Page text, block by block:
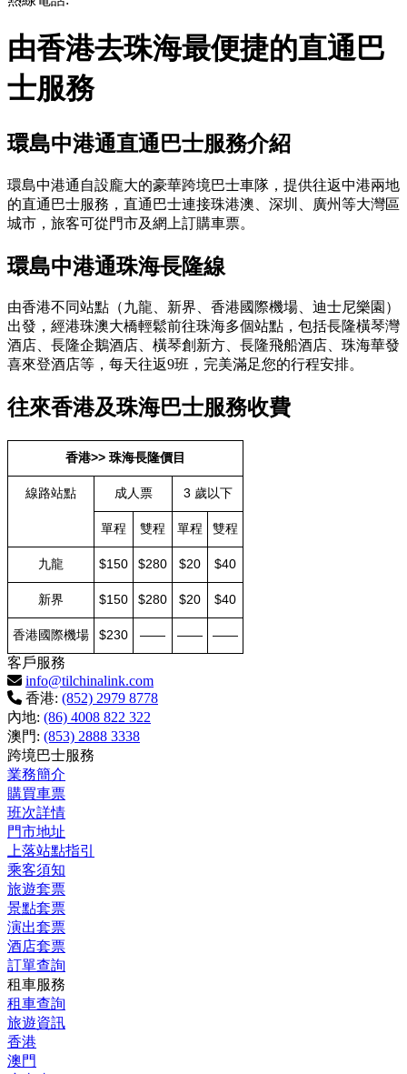
由香港去珠海最便捷的直通巴
士服務
環島中港通直通巴士服務介紹
環島中港通自設龐大的豪華跨境巴士車隊，提供往返中港兩地
的直通巴士服務，直通巴士連接珠港澳、深圳、廣州等大灣區
城市，旅客可從門市及網上訂購車票。
環島中港通珠海長隆線
由香港不同站點（九龍、新界、香港國際機場、迪士尼樂園）
出發，經港珠澳大橋輕鬆前往珠海多個站點，包括長隆橫琴灣
酒店、長隆企鵝酒店、橫琴創新方、長隆飛船酒店、珠海華發
喜來登酒店等，每天往返9班，完美滿足您的行程安排。
往來香港及珠海巴士服務收費
香港>> 珠海長隆價目
線路站點 成人票 3 歲以下
單程 雙程 單程 雙程
九龍 $150 $280 $20 $40
新界 $150 $280 $20 $40
香港國際機場 $230 —— —— ——
客戶服務
info@tilchinalink.com
香港: (852) 2979 8778
內地: (86) 4008 822 322
澳門: (853) 2888 3338
跨境巴士服務
業務簡介
購買車票
班次詳情
門市地址
上落站點指引
乘客須知
旅遊套票
景點套票
演出套票
酒店套票
訂單查詢
租車服務
租車查詢
旅遊資訊
香港
澳門